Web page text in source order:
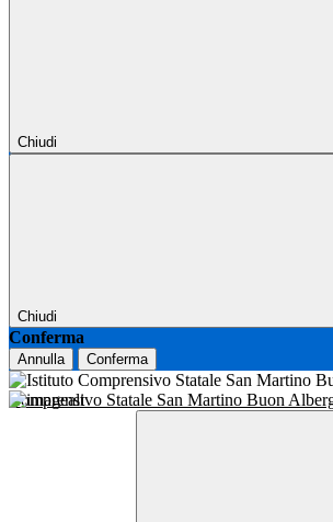
Chiudi
Chiudi
Conferma
Annulla Conferma
Comprensivo Statale San Martino Buon